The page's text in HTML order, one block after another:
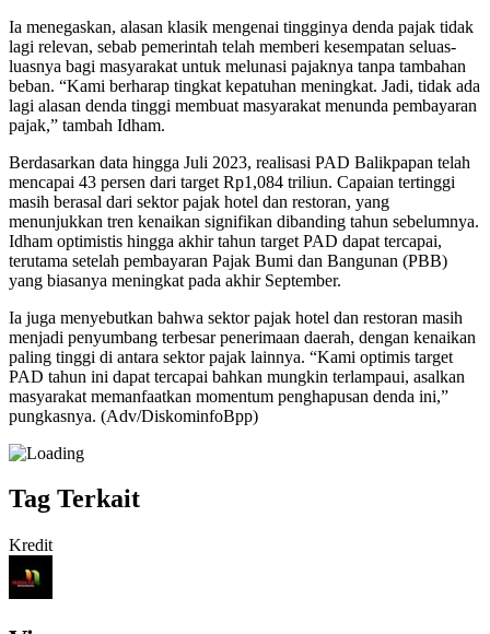
Ia menegaskan, alasan klasik mengenai tingginya denda pajak tidak
lagi relevan, sebab pemerintah telah memberi kesempatan seluas-
luasnya bagi masyarakat untuk melunasi pajaknya tanpa tambahan
beban. “Kami berharap tingkat kepatuhan meningkat. Jadi, tidak ada
lagi alasan denda tinggi membuat masyarakat menunda pembayaran
pajak,” tambah Idham.
Berdasarkan data hingga Juli 2023, realisasi PAD Balikpapan telah
mencapai 43 persen dari target Rp1,084 triliun. Capaian tertinggi
masih berasal dari sektor pajak hotel dan restoran, yang
menunjukkan tren kenaikan signifikan dibanding tahun sebelumnya.
Idham optimistis hingga akhir tahun target PAD dapat tercapai,
terutama setelah pembayaran Pajak Bumi dan Bangunan (PBB)
yang biasanya meningkat pada akhir September.
Ia juga menyebutkan bahwa sektor pajak hotel dan restoran masih
menjadi penyumbang terbesar penerimaan daerah, dengan kenaikan
paling tinggi di antara sektor pajak lainnya. “Kami optimis target
PAD tahun ini dapat tercapai bahkan mungkin terlampaui, asalkan
masyarakat memanfaatkan momentum penghapusan denda ini,”
pungkasnya. (Adv/DiskominfoBpp)
Tag Terkait
Kredit